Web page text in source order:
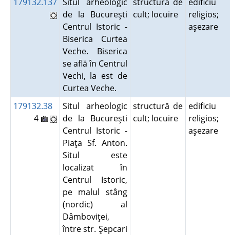
de la Bucureşti
Centrul Istoric -
Biserica Curtea
Veche. Biserica
se află în Centrul
Vechi, la est de
Curtea Veche.
cult; locuire
religios;
aşezare
179132.38
4
Situl arheologic
de la Bucureşti
Centrul Istoric -
Piaţa Sf. Anton.
Situl este
localizat în
Centrul Istoric,
pe malul stâng
(nordic) al
Dâmboviţei,
între str. Şepcari
structură de
cult; locuire
edificiu
religios;
aşezare